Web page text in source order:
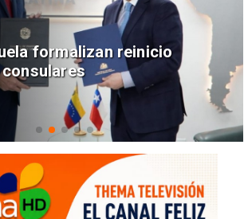
formalizan reinicio